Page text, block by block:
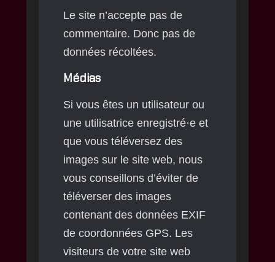
Le site n’accepte pas de
commentaire. Donc pas de
données récoltées.
Médias
Si vous êtes un utilisateur ou
une utilisatrice enregistré·e et
que vous téléversez des
images sur le site web, nous
vous conseillons d’éviter de
téléverser des images
contenant des données EXIF
de coordonnées GPS. Les
visiteurs de votre site web